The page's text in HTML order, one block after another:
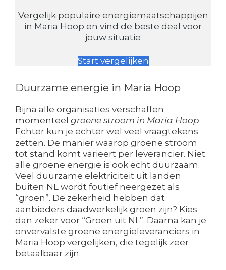
Vergelijk populaire energiemaatschappijen
in Maria Hoop en vind de beste deal voor
jouw situatie
Start vergelijken
Duurzame energie in Maria Hoop
Bijna alle organisaties verschaffen
momenteel groene stroom in Maria Hoop.
Echter kun je echter wel veel vraagtekens
zetten. De manier waarop groene stroom
tot stand komt varieert per leverancier. Niet
alle groene energie is ook echt duurzaam.
Veel duurzame elektriciteit uit landen
buiten NL wordt foutief neergezet als
“groen”. De zekerheid hebben dat
aanbieders daadwerkelijk groen zijn? Kies
dan zeker voor “Groen uit NL”. Daarna kan je
onvervalste groene energieleveranciers in
Maria Hoop vergelijken, die tegelijk zeer
betaalbaar zijn.